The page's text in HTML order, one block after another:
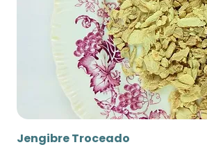
Jengibre Troceado